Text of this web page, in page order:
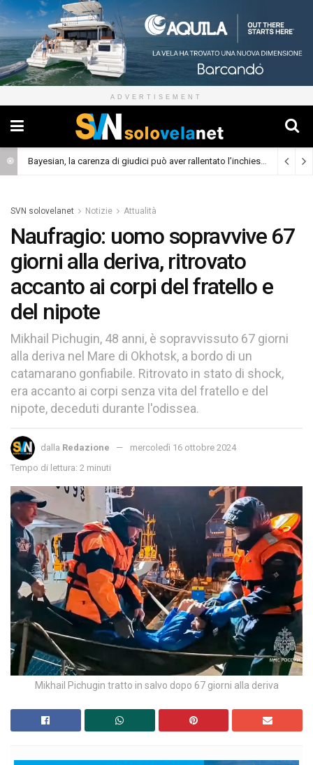
ADVERTISEMENT
Bayesian, la carenza di giudici può aver rallentato l’inchiesta (Cronaca)
SVN solovelanet Notizie Attualità
Naufragio: uomo sopravvive 67
giorni alla deriva, ritrovato
accanto ai corpi del fratello e
del nipote
Mikhail Pichugin, 48 anni, è sopravvissuto 67 giorni
alla deriva nel Mare di Okhotsk, a bordo di un
catamarano gonfiabile. Ritrovato in stato di shock,
era accanto ai corpi senza vita del fratello e del
nipote, deceduti durante l'odissea.
dalla Redazione
mercoledì 16 ottobre 2024
Tempo di lettura: 2 minuti
Mikhail Pichugin tratto in salvo dopo 67 giorni alla deriva